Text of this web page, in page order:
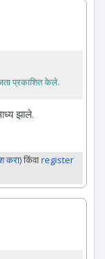
प्रकाशित केले.
झाले.
करा)किंवाregister